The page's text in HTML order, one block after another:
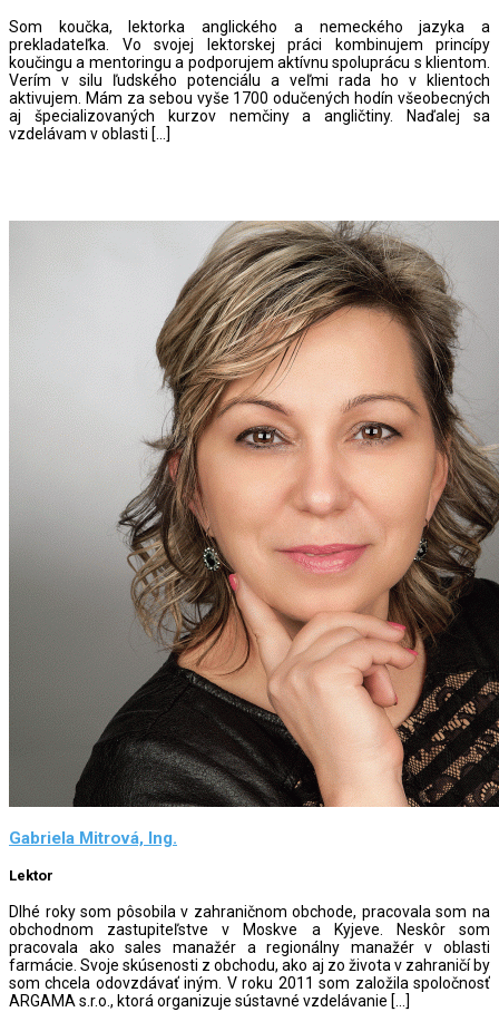
Som koučka, lektorka anglického a nemeckého jazyka a
prekladateľka. Vo svojej lektorskej práci kombinujem princípy
koučingu a mentoringu a podporujem aktívnu spoluprácu s klientom.
Verím v silu ľudského potenciálu a veľmi rada ho v klientoch
aktivujem. Mám za sebou vyše 1700 odučených hodín všeobecných
aj špecializovaných kurzov nemčiny a angličtiny. Naďalej sa
vzdelávam v oblasti […]
Gabriela Mitrová, Ing.
Lektor
Dlhé roky som pôsobila v zahraničnom obchode, pracovala som na
obchodnom zastupiteľstve v Moskve a Kyjeve. Neskôr som
pracovala ako sales manažér a regionálny manažér v oblasti
farmácie. Svoje skúsenosti z obchodu, ako aj zo života v zahraničí by
som chcela odovzdávať iným. V roku 2011 som založila spoločnosť
ARGAMA s.r.o., ktorá organizuje sústavné vzdelávanie […]